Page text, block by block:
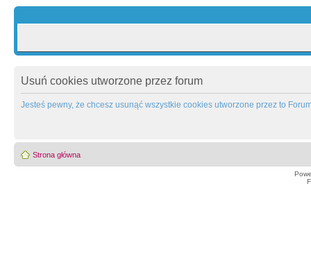
Usuń cookies utworzone przez forum
Jesteś pewny, że chcesz usunąć wszystkie cookies utworzone przez to
Strona główna